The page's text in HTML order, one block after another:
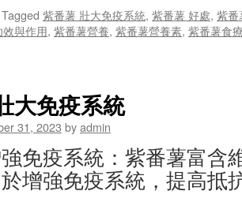
Tagged 紫番薯 壯大免疫系統, 紫番薯 好處, 紫番
與作用, 紫番薯營養, 紫番薯營養素, 紫番薯食
大免疫系統
31, 2023 byadmin
免疫系統：紫番薯富含
增強免疫系統，提高抵